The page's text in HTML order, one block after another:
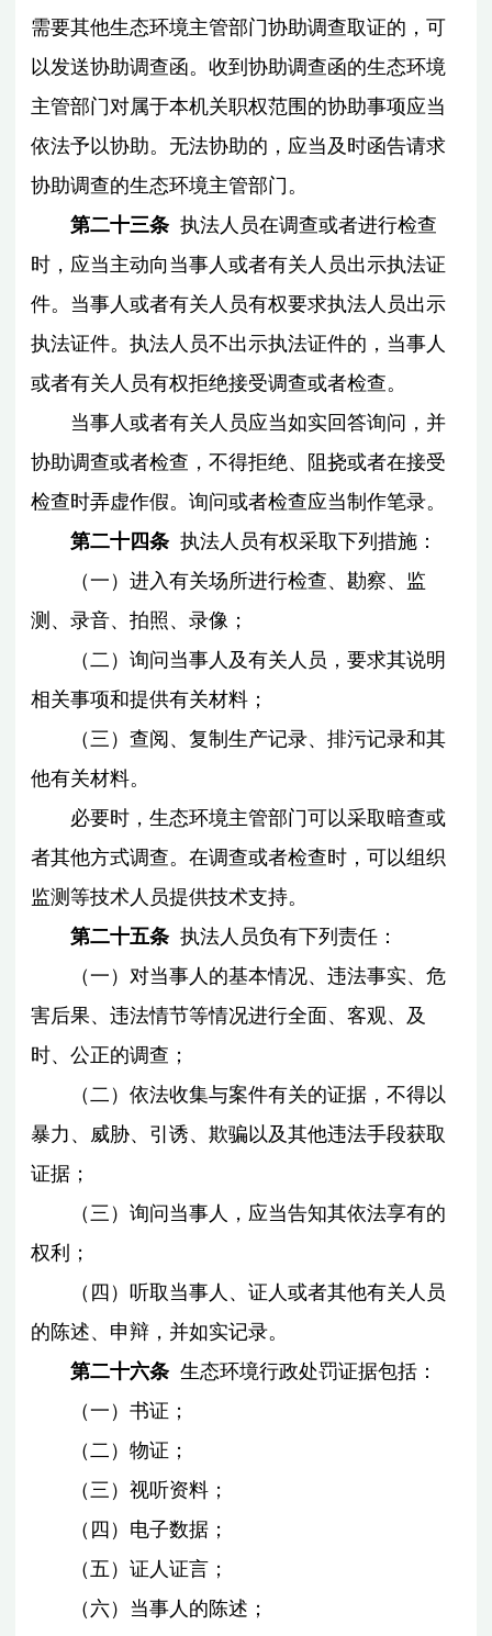
需要其他生态环境主管部门协助调查取证的，可
以发送协助调查函。收到协助调查函的生态环境
主管部门对属于本机关职权范围的协助事项应当
依法予以协助。无法协助的，应当及时函告请求
协助调查的生态环境主管部门。
第二十三条 执法人员在调查或者进行检查
时，应当主动向当事人或者有关人员出示执法证
件。当事人或者有关人员有权要求执法人员出示
执法证件。执法人员不出示执法证件的，当事人
或者有关人员有权拒绝接受调查或者检查。
当事人或者有关人员应当如实回答询问，并
协助调查或者检查，不得拒绝、阻挠或者在接受
检查时弄虚作假。询问或者检查应当制作笔录。
第二十四条 执法人员有权采取下列措施：
（一）进入有关场所进行检查、勘察、监
测、录音、拍照、录像；
（二）询问当事人及有关人员，要求其说明
相关事项和提供有关材料；
（三）查阅、复制生产记录、排污记录和其
他有关材料。
必要时，生态环境主管部门可以采取暗查或
者其他方式调查。在调查或者检查时，可以组织
监测等技术人员提供技术支持。
第二十五条 执法人员负有下列责任：
（一）对当事人的基本情况、违法事实、危
害后果、违法情节等情况进行全面、客观、及
时、公正的调查；
（二）依法收集与案件有关的证据，不得以
暴力、威胁、引诱、欺骗以及其他违法手段获取
证据；
（三）询问当事人，应当告知其依法享有的
权利；
（四）听取当事人、证人或者其他有关人员
的陈述、申辩，并如实记录。
第二十六条 生态环境行政处罚证据包括：
（一）书证；
（二）物证；
（三）视听资料；
（四）电子数据；
（五）证人证言；
（六）当事人的陈述；